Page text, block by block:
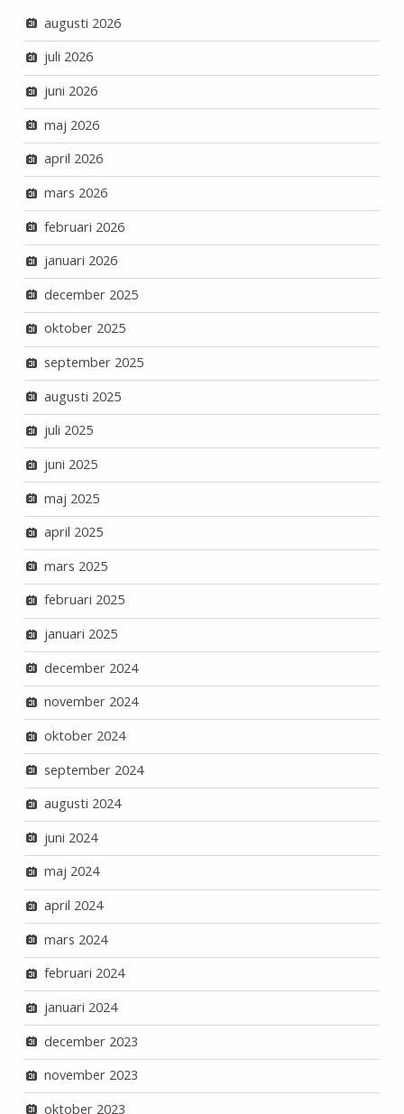
augusti 2026
juli 2026
juni 2026
maj 2026
april 2026
mars 2026
februari 2026
januari 2026
december 2025
oktober 2025
september 2025
augusti 2025
juli 2025
juni 2025
maj 2025
april 2025
mars 2025
februari 2025
januari 2025
december 2024
november 2024
oktober 2024
september 2024
augusti 2024
juni 2024
maj 2024
april 2024
mars 2024
februari 2024
januari 2024
december 2023
november 2023
oktober 2023